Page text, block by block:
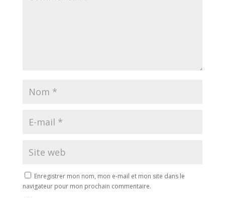
Enregistrer mon nom, mon e-mail et mon site dans le
navigateur pour mon prochain commentaire.